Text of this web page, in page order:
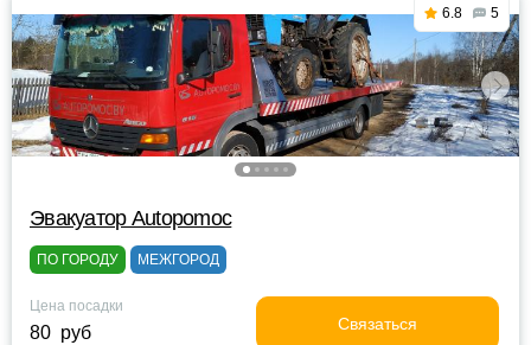
6.8 5
Эвакуатор Autopomoc
ПО ГОРОДУ МЕЖГОРОД
Цена посадки
80 руб Связаться